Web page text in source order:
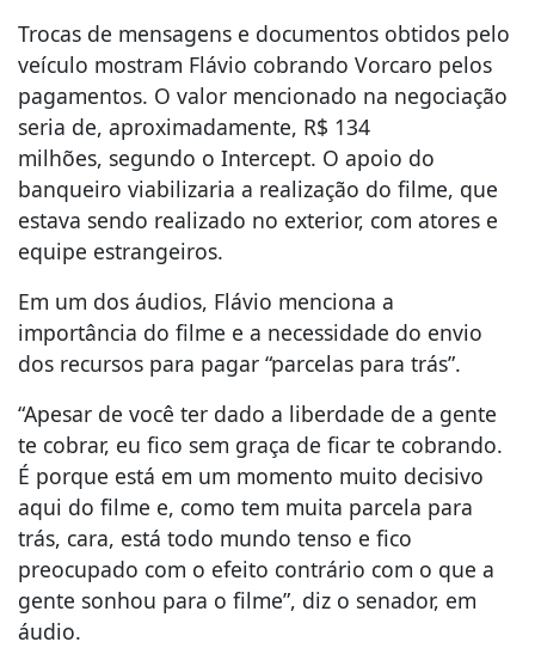
Trocas de mensagens e documentos obtidos pelo
veículo mostram Flávio cobrando Vorcaro pelos
pagamentos. O valor mencionado na negociação
seria de, aproximadamente, R$ 134
milhões, segundo o Intercept. O apoio do
banqueiro viabilizaria a realização do filme, que
estava sendo realizado no exterior, com atores e
equipe estrangeiros.
Em um dos áudios, Flávio menciona a
importância do filme e a necessidade do envio
dos recursos para pagar “parcelas para trás”.
“Apesar de você ter dado a liberdade de a gente
te cobrar, eu fico sem graça de ficar te cobrando.
É porque está em um momento muito decisivo
aqui do filme e, como tem muita parcela para
trás, cara, está todo mundo tenso e fico
preocupado com o efeito contrário com o que a
gente sonhou para o filme”, diz o senador, em
áudio.